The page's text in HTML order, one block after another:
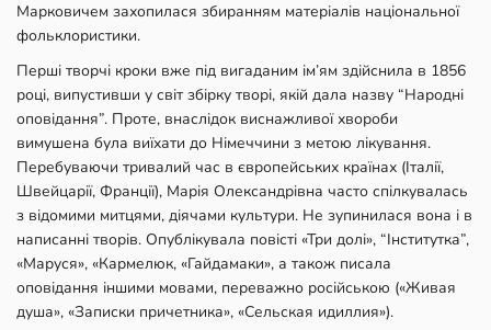
Марковичем захопилася збиранням матеріалів національної
фольклористики.
Перші творчі кроки вже під вигаданим ім’ям здійснила в 1856
році, випустивши у світ збірку творі, якій дала назву “Народні
оповідання”. Проте, внаслідок виснажливої хвороби
вимушена була виїхати до Німеччини з метою лікування.
Перебуваючи тривалий час в європейських країнах (Італії,
Швейцарії, Франції), Марія Олександрівна часто спілкувалась
з відомими митцями, діячами культури. Не зупинилася вона і в
написанні творів. Опублікувала повісті «Три долі», “Інститутка”,
«Маруся», «Кармелюк, «Гайдамаки», а також писала
оповідання іншими мовами, переважно російською («Живая
душа», «Записки причетника», «Сельская идиллия»).